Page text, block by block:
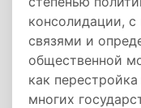
консолидации,
связями и
общественной
как
многих